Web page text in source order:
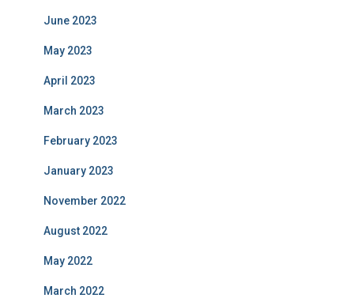
June 2023
May 2023
April 2023
March 2023
February 2023
January 2023
November 2022
August 2022
May 2022
March 2022